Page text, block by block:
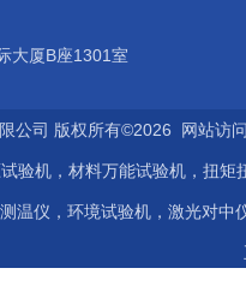
大厦B座1301室
公司 版权所有©2026 网站
验机，材料万能试验机，扭
温仪，环境试验机，激光对